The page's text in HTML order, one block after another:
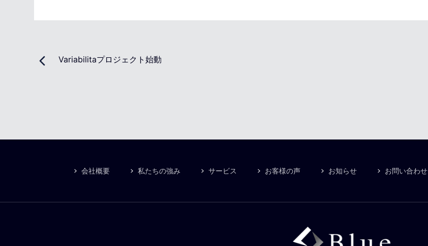
Variabilitaプロジェクト始動
会社概要 私たちの強み サービス お客様の声 お知らせ お問い合わせ